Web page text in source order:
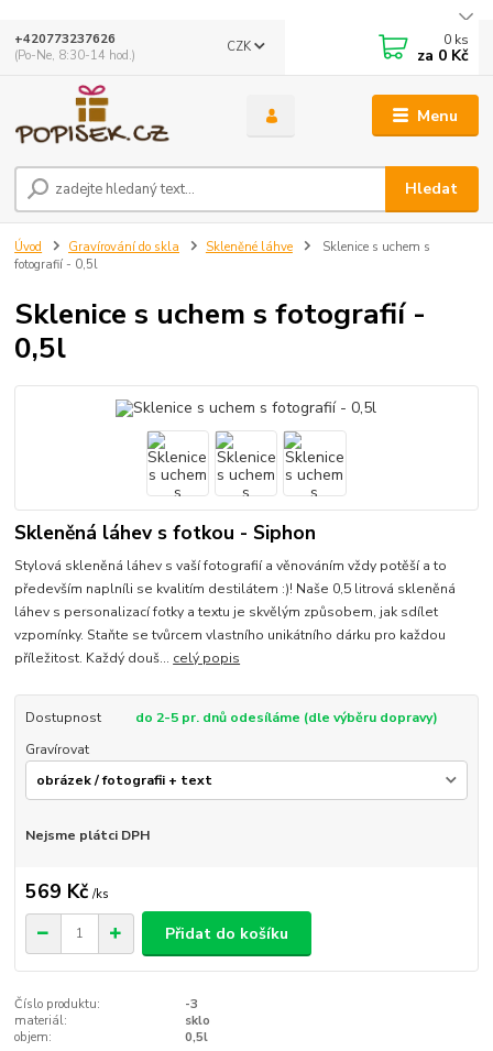
Menu
CZK
Hledat
+420773237626
(Po-Ne, 8:30-14 hod.)
0 ks
za 0 Kč
Úvod Gravírování do skla Skleněné láhve
Sklenice s uchem s
fotografií - 0,5l
Sklenice s uchem s fotografií -
0,5l
Skleněná láhev s fotkou - Siphon
Stylová skleněná láhev s vaší fotografií a věnováním vždy potěší a to
především naplníli se kvalitím destilátem :)! Naše 0,5 litrová skleněná
láhev s personalizací fotky a textu je skvělým způsobem, jak sdílet
vzpomínky. Staňte se tvůrcem vlastního unikátního dárku pro každou
příležitost. Každý douš... celý popis
Dostupnost
do 2-5 pr. dnů odesíláme (dle výběru dopravy)
Gravírovat
Nejsme plátci DPH
569 Kč /ks
Přidat do košíku
Číslo produktu:
-3
materiál:
sklo
objem:
0,5l